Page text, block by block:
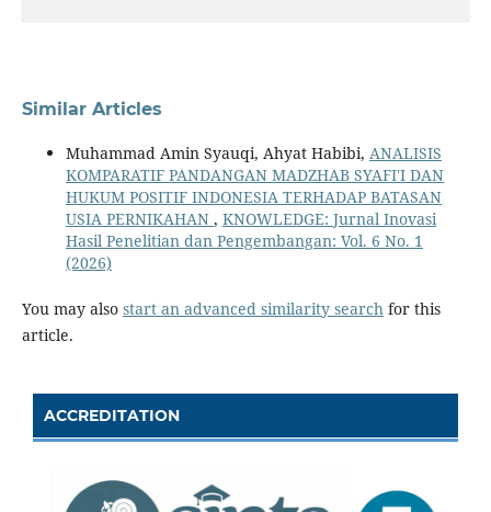
Similar Articles
Muhammad Amin Syauqi, Ahyat Habibi, ANALISIS
KOMPARATIF PANDANGAN MADZHAB SYAFI'I DAN
HUKUM POSITIF INDONESIA TERHADAP BATASAN
USIA PERNIKAHAN , KNOWLEDGE: Jurnal Inovasi
Hasil Penelitian dan Pengembangan: Vol. 6 No. 1
(2026)
You may also start an advanced similarity search for this
article.
ACCREDITATION